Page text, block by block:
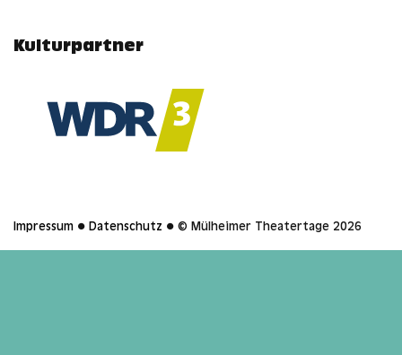
Kulturpartner
Impressum ● Datenschutz ● © Mülheimer Theatertage 2026